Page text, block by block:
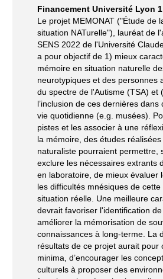
Financement Université Lyon 1
Le projet MEMONAT ("Étude de
situation NATurelle"), lauréat de
SENS 2022 de l'Université
a pour objectif de 1) mieux
mémoire en situation naturelle
neurotypiques et des personnes
du spectre de l'Autisme (TSA) et
l’inclusion de ces dernières dans
vie quotidienne (e.g. musées).
pistes et les associer à une
la mémoire, des études
naturaliste pourraient permettre,
exclure les nécessaires extrants
en laboratoire, de mieux évaluer
les difficultés mnésiques de
situation réelle. Une meilleure
devrait favoriser l'identification
améliorer la mémorisation de
connaissances à long-terme. La
résultats de ce projet aurait pour
minima, d’encourager les
culturels à proposer des